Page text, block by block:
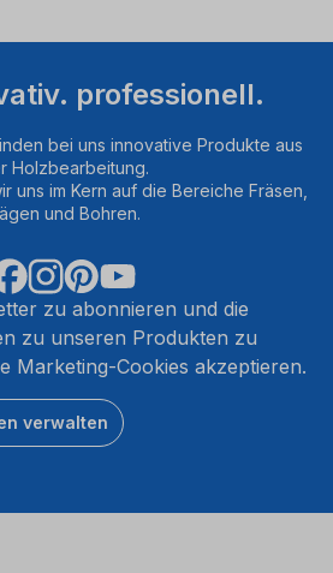
professionell.
bei uns innovative Produkte aus
Holzbearbeitung.
uns im Kern auf die Bereiche Fräsen,
und Bohren.
zu abonnieren und die
zu unseren Produkten zu
Marketing-Cookies akzeptieren.
verwalten